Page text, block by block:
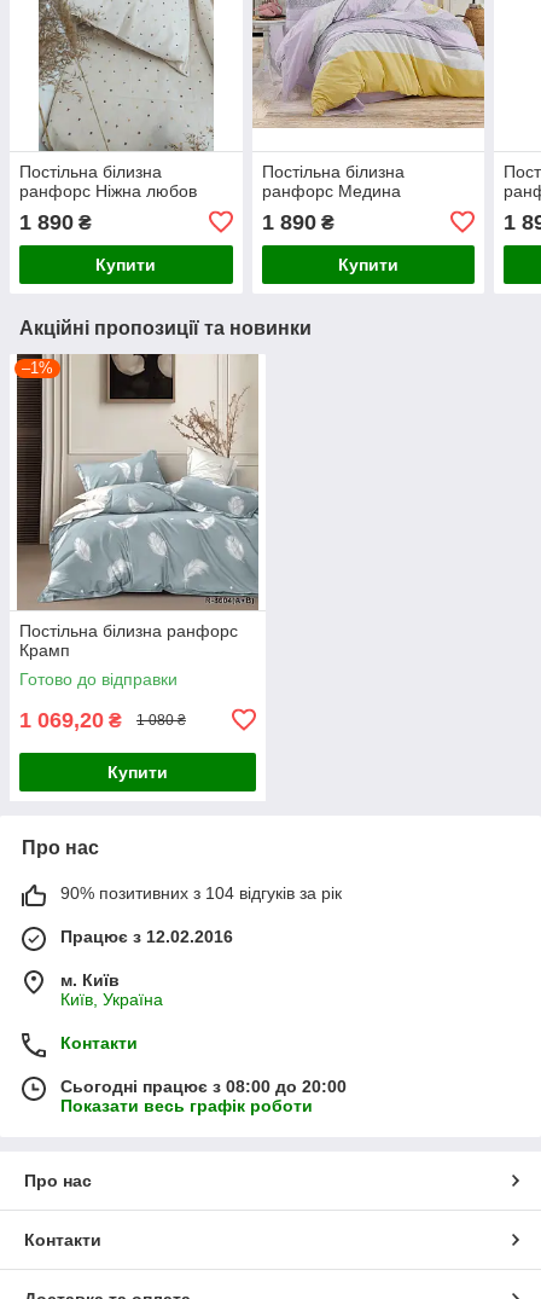
Постільна білизна
ранфорс Ніжна любов
1 890 ₴
Купити
Постільна білизна
ранфорс Медина
1 890₴
Купити
1
Акційні пропозиції та новинки
–1%
Постільна білизна ранфорс
Крамп
Готово до відправки
1 069,20 ₴ 1 080 ₴
Купити
Про нас
90% позитивних з 104 відгуків за рік
Працює з 12.02.2016
м. Київ
Київ, Україна
Контакти
Сьогодні працює з 08:00 до 20:00
Показати весь графік роботи
Про нас
Контакти